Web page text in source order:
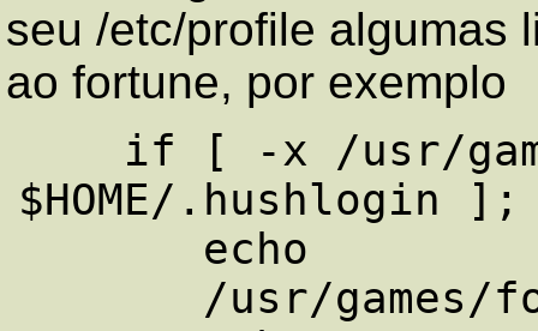
seu /etc/profile algumas
ao fortune, por exemplo
$HOME/.hushlogin